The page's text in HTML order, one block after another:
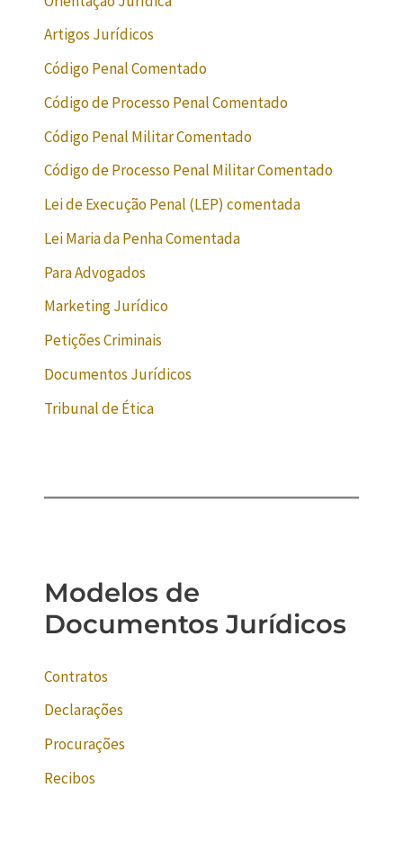
Artigos Jurídicos
Código Penal Comentado
Código de Processo Penal Comentado
Código Penal Militar Comentado
Código de Processo Penal Militar Comentado
Lei de Execução Penal (LEP) comentada
Lei Maria da Penha Comentada
Para Advogados
Marketing Jurídico
Petições Criminais
Documentos Jurídicos
Tribunal de Ética
Modelos de
Documentos Jurídicos
Contratos
Declarações
Procurações
Recibos